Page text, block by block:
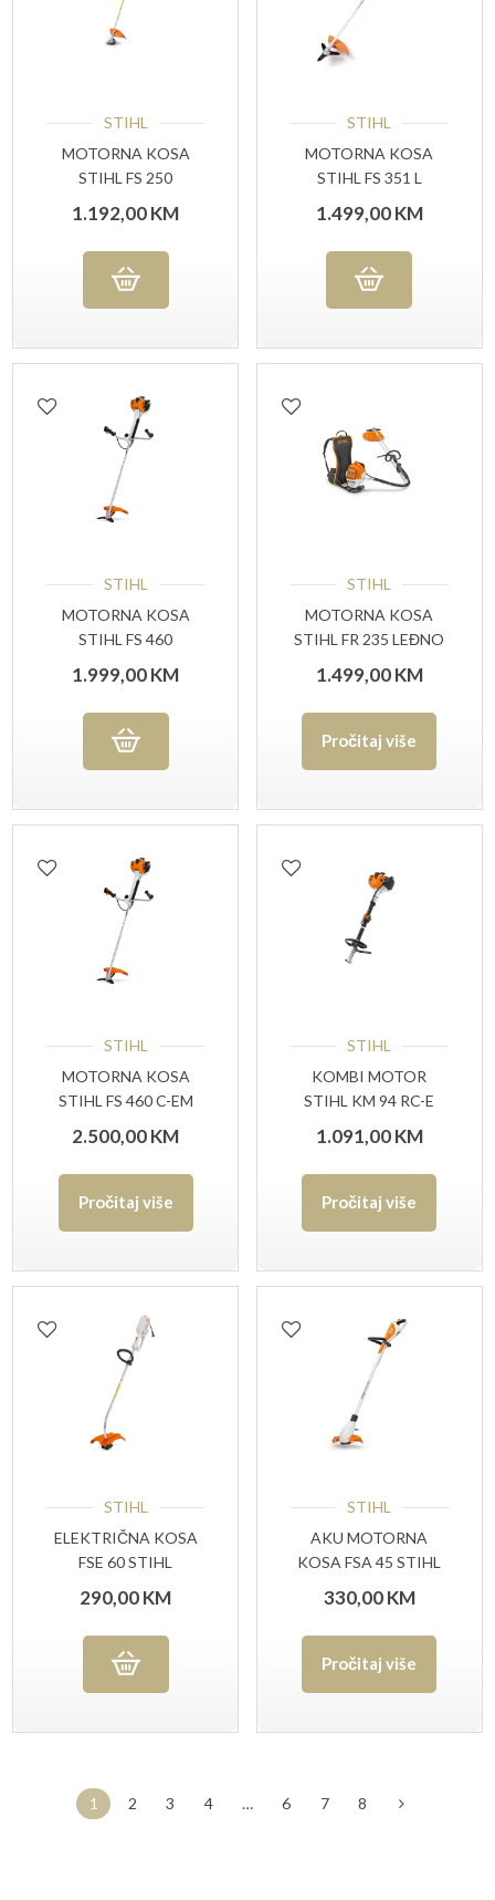
STIHL
MOTORNA KOSA
STIHL FS 250
1.192,00KM
STIHL
MOTORNA KOSA
STIHL FS 351 L
1.499,00KM
STIHL
MOTORNA KOSA
STIHL FS 460
1.999,00KM
STIHL
MOTORNA KOSA
STIHL FR 235 LEĐNO
1.499,00KM
Pročitaj više
STIHL
MOTORNA KOSA
STIHL FS 460 C-EM
2.500,00KM
Pročitaj više
STIHL
KOMBI MOTOR
STIHL KM 94 RC-E
1.091,00KM
Pročitaj više
STIHL
ELEKTRIČNA KOSA
FSE 60 STIHL
290,00KM
STIHL
AKU MOTORNA
KOSA FSA 45 STIHL
330,00KM
Pročitaj više
1 2 3 4 … 6 7 8